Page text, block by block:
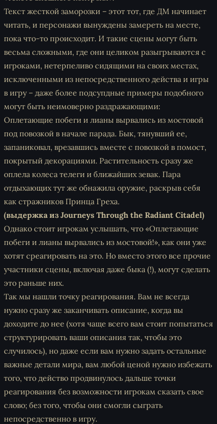
Текст жесткой заморозки – этот тот, где ДМ начинает
читать, и персонажи вынуждены замереть на месте,
пока что-то происходит. И такие сцены могут быть
весьма сложными, где они целиком разыгрываются с
игроками, нетерпеливо сидящими на своих местах,
исключенными из непосредственного действа и игры
в игру – даже более подсупдные примеры подобного
могут быть неимоверно раздражающими:
Оплетающие побеги и лианы вырвались из мостовой
под повозкой в начале парада. Бык, тянувший ее,
запаниковал, врезавшись вместе с повозкой в помост,
покрытый декорациями. Растительность сразу же
оплела колеса телеги и ближайших зевак. Пара
отдыхающих тут же обнажила оружие, раскрыв себя
как стражников Принца Греха.
(выдержка из Journeys Through the Radiant Citadel)
Однако стоит игрокам услышать, что «Оплетающие
побеги и лианы вырвались из мостовой!», как они уже
хотят среагировать на это. Но вместо этого все прочие
участники сцены, включая даже быка (!), могут сделать
это раньше них.
Так мы нашли точку реагирования. Вам не всегда
нужно сразу же заканчивать описание, когда вы
доходите до нее (хотя чаще всего вам стоит попытаться
структурировать ваши описания так, чтобы это
случилось), но даже если вам нужно задать остальные
важные детали мира, вам любой ценой нужно избежать
того, что действо продвинулось дальше точки
реагирования без возможности игрокам сказать свое
слово; без того, чтобы они смогли сыграть
непосредственно в игру.